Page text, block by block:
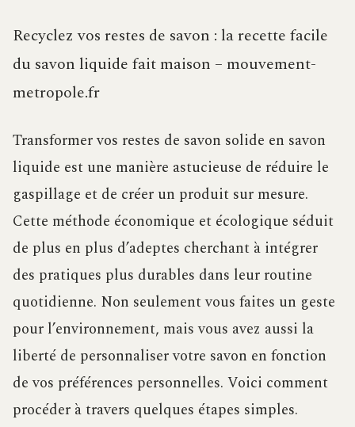
Recyclez vos restes de savon : la recette facile
du savon liquide fait maison – mouvement-
metropole.fr
Transformer vos restes de savon solide en savon
liquide est une manière astucieuse de réduire le
gaspillage et de créer un produit sur mesure.
Cette méthode économique et écologique séduit
de plus en plus d’adeptes cherchant à intégrer
des pratiques plus durables dans leur routine
quotidienne. Non seulement vous faites un geste
pour l’environnement, mais vous avez aussi la
liberté de personnaliser votre savon en fonction
de vos préférences personnelles. Voici comment
procéder à travers quelques étapes simples.